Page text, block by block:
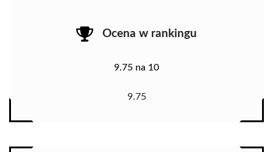
Ocena w rankingu
9.75 na 10
9.75